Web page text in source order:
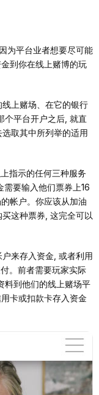
为平台业者想要尽可能
到你在线上赌博的玩
上赌场、在它的银⾏
平台开户之后, 就直
取其中所列举的适⽤
指⽰的任何三种服务
要输⼊他们票券上16
帐户。你应该从加油
这种票券, 这完全可以
来存⼊资⾦, 或者利⽤
。前者需要玩家实际
料到他们的线上赌场平
卡或扣款卡存⼊资⾦